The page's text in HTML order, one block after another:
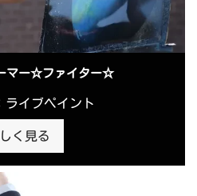
マー☆ファイター☆
ライブペイント
く見る